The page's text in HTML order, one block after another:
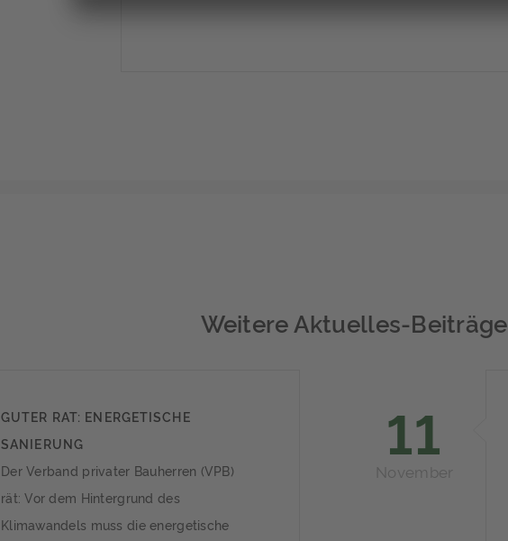
Weitere Aktuelles-Beiträge
GUTER RAT: ENERGETISCHE
SANIERUNG
Der Verband privater Bauherren (VPB)
rät: Vor dem Hintergrund des
Klimawandels muss die energetische
11
November